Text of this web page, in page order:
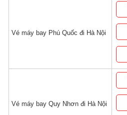
Vé máy bay Phú Quốc đi Hà Nội
Vé máy bay Quy Nhơn đi Hà Nội